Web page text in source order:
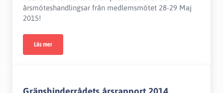
årsmöteshandlingsar från medlemsmötet 28-29 Maj
2015!
Läs merNotat från MidtSkandias årsmöte 28-29 Maj